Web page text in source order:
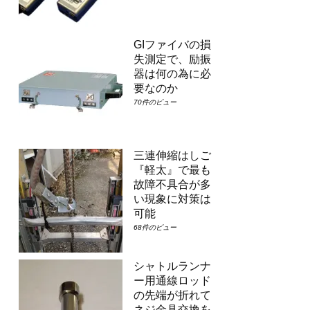
GIファイバの損
失測定で、励振
器は何の為に必
要なのか
70件のビュー
三連伸縮はしご
『軽太』で最も
故障不具合が多
い現象に対策は
可能
68件のビュー
シャトルランナ
ー用通線ロッド
の先端が折れて